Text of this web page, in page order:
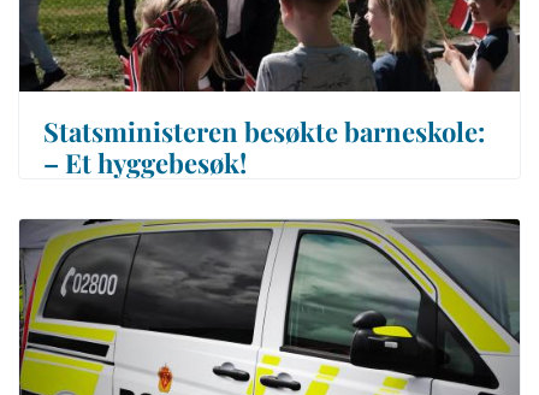
Statsministeren besøkte barneskole:
– Et hyggebesøk!